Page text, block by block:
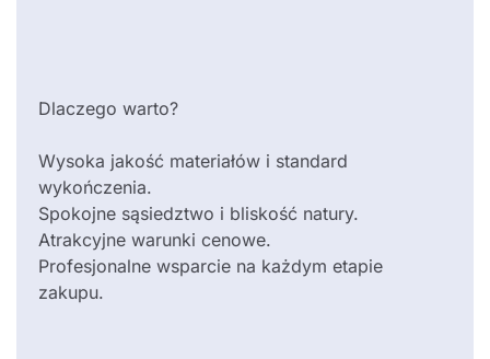
Dlaczego warto?
Wysoka jakość materiałów i standard
wykończenia.
Spokojne sąsiedztwo i bliskość natury.
Atrakcyjne warunki cenowe.
Profesjonalne wsparcie na każdym etapie
zakupu.